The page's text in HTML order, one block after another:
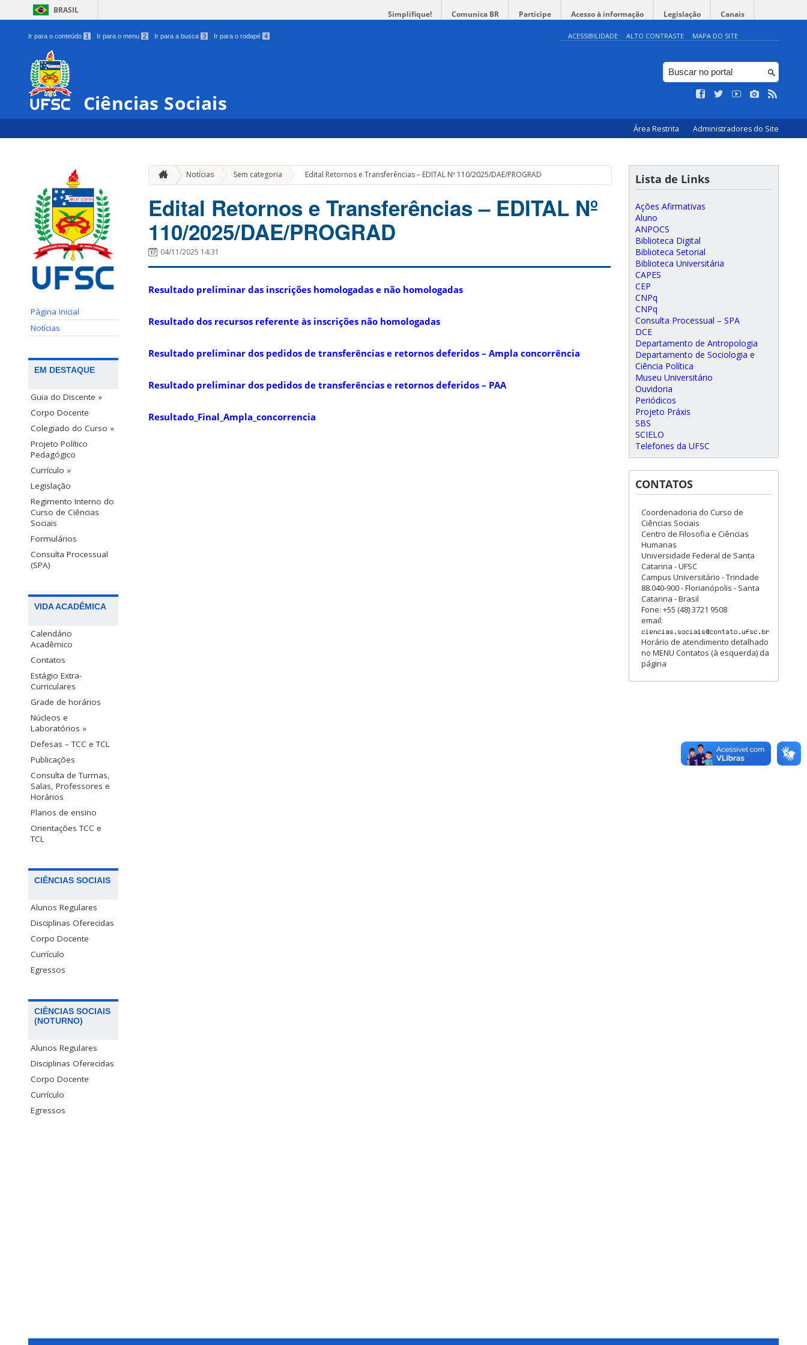
BRASIL Simplifique! Comunica BR Participe Acesso à informação Legislação Canais
Ir para o conteúdo 1 Ir para o menu 2 Ir para a busca 3 Ir para o rodapé 4 ACESSIBILIDADE ALTO CONTRASTE MAPA DO SITE
Ciências Sociais
Área Restrita Administradores do Site
Página Inicial
Notícias
EM DESTAQUE
Guia do Discente »
Corpo Docente
Colegiado do Curso »
Projeto Político
Pedagógico
Currículo »
Legislação
Regimento Interno do
Curso de Ciências
Sociais
Formulários
Consulta Processual
(SPA)
VIDA ACADÊMICA
Calendário
Acadêmico
Contatos
Estágio Extra-
Curriculares
Grade de horários
Núcleos e
Laboratórios »
Defesas – TCC e TCL
Publicações
Consulta de Turmas,
Salas, Professores e
Horários
Planos de ensino
Orientações TCC e
TCL
CIÊNCIAS SOCIAIS
Alunos Regulares
Disciplinas Oferecidas
Corpo Docente
Currículo
Egressos
CIÊNCIAS SOCIAIS
(NOTURNO)
Alunos Regulares
Disciplinas Oferecidas
Corpo Docente
Currículo
Egressos
Notícias Sem categoria » Edital Retornos e Transferências – EDITAL Nº 110/2025/DAE/PROGRAD
Edital Retornos e Transferências – EDITAL Nº
110/2025/DAE/PROGRAD
04/11/2025 14:31
Resultado preliminar das inscrições homologadas e não homologadas
Resultado dos recursos referente às inscrições não homologadas
Resultado preliminar dos pedidos de transferências e retornos deferidos – Ampla concorrência
Resultado preliminar dos pedidos de transferências e retornos deferidos – PAA
Resultado_Final_Ampla_concorrencia
Lista de Links
Ações Afirmativas
Aluno
ANPOCS
Biblioteca Digital
Biblioteca Setorial
Biblioteca Universitária
CAPES
CEP
CNPq
CNPq
Consulta Processual – SPA
DCE
Departamento de Antropologia
Departamento de Sociologia e
Ciência Política
Museu Universitário
Ouvidoria
Periódicos
Projeto Práxis
SBS
SCIELO
Telefones da UFSC
CONTATOS
Coordenadoria do Curso de
Ciências Sociais
Centro de Filosofia e Ciências
Humanas
Universidade Federal de Santa
Catarina - UFSC
Campus Universitário - Trindade
88.040-900 - Florianópolis - Santa
Catarina - Brasil
Fone: +55 (48) 3721 9508
email:
Horário de atendimento detalhado
no MENU Contatos (à esquerda) da
página